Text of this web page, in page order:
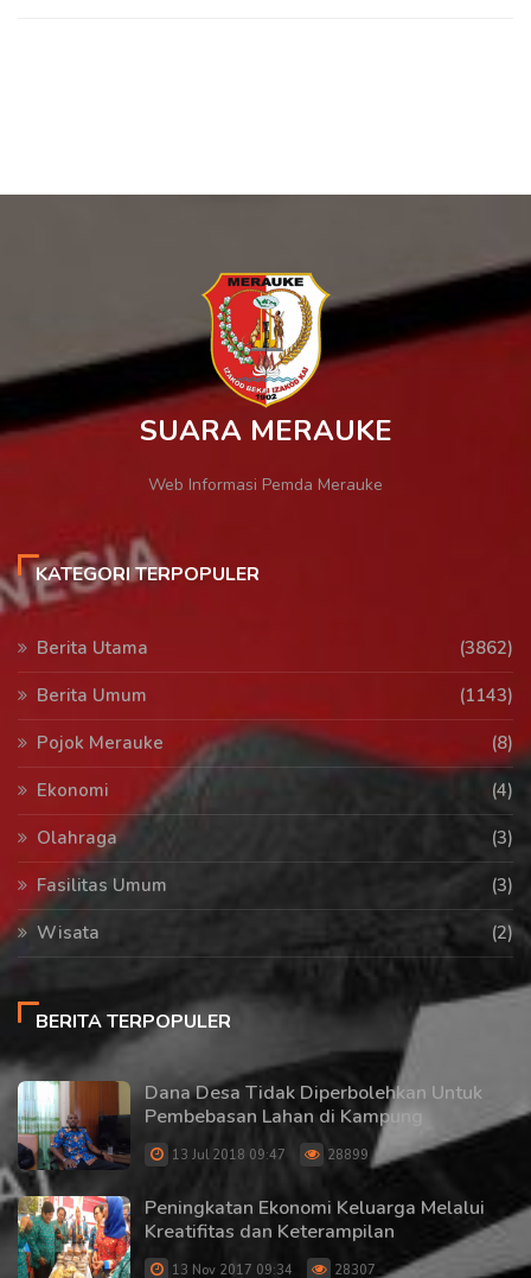
SUARA MERAUKE
Web Informasi Pemda Merauke
KATEGORI TERPOPULER
Berita Utama
(3862)
Berita Umum
(1143)
Pojok Merauke
(8)
Ekonomi
(4)
Olahraga
(3)
Fasilitas Umum
(3)
Wisata
(2)
BERITA TERPOPULER
Dana Desa Tidak Diperbolehkan Untuk
Pembebasan Lahan di Kampung
13 Jul 2018 09:47 28899
Peningkatan Ekonomi Keluarga Melalui
Kreatifitas dan Keterampilan
13 Nov 2017 09:34 28307